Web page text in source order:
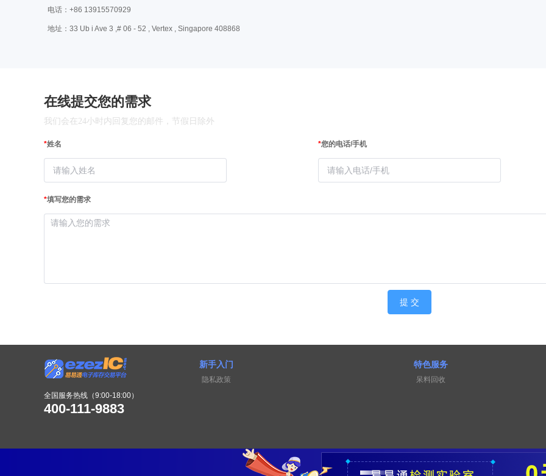
电话：+86 13915570929
地址：33 Ub i Ave 3 ,# 06 - 52 , Vertex , Singapore 408868
在线提交您的需求
我们会在24小时内回复您的邮件，节假日除外
*姓名 *您的电话/手机
*填写您的需求
提 交
全国服务热线（9:00-18:00）
400-111-9883
新手入门
隐私政策
特色服务
呆料回收
专业闲置库存交易平台 产品目录 | 营业执照